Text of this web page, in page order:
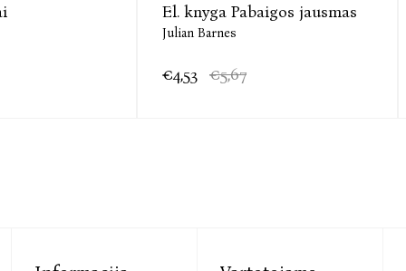
El. knyga Pabaigos jausmas
Julian Barnes
€4,53 €5,67